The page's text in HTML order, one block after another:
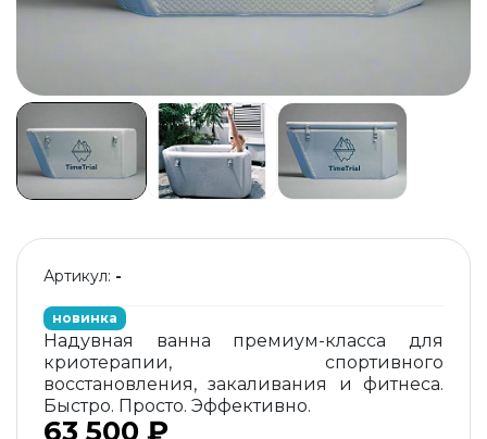
Артикул: -
новинка
Надувная ванна премиум-класса для
криотерапии, спортивного
восстановления, закаливания и фитнеса.
Быстро. Просто. Эффективно.
63 500 ₽